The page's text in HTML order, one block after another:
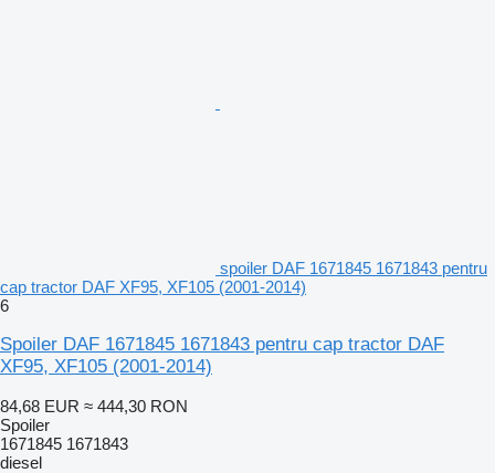
spoiler DAF 1671845 1671843 pentru
cap tractor DAF XF95, XF105 (2001-2014)
6
Spoiler DAF 1671845 1671843 pentru cap tractor DAF
XF95, XF105 (2001-2014)
84,68 EUR ≈ 444,30 RON
Spoiler
1671845 1671843
diesel